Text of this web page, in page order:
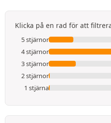
Klicka på en rad för att
5 stjärnor
4 stjärnor
3 stjärnor
2 stjärnor
1 stjärna